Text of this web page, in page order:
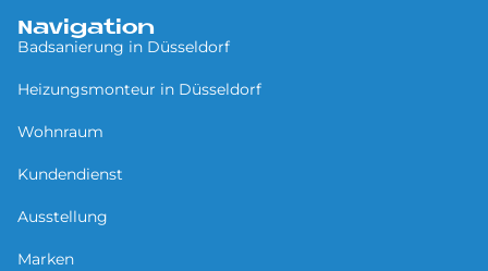
Navigation
Badsanierung in Düsseldorf
Heizungsmonteur in Düsseldorf
Wohnraum
Kundendienst
Ausstellung
Marken